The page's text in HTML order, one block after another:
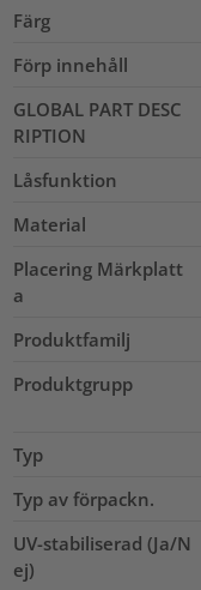
Färg
Förp innehåll
GLOBAL PART DESC
RIPTION
Låsfunktion
Material
Placering Märkplatt
a
Produktfamilj
Produktgrupp
Typ
Typ av förpackn.
UV-stabiliserad (Ja/N
ej)